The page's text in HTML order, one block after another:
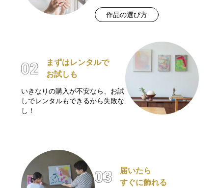
作品の選び方
まずはレンタルで
お試しも
いきなりの購入が不安なら、お試
しでレンタルもできるから失敗な
し！
届いたら
すぐに飾れる